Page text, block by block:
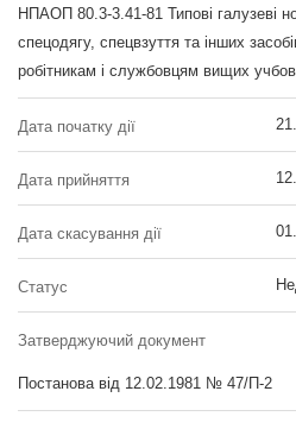
НПАОП 80.3-3.41-81 Типові галузеві
спецодягу, спецвзуття та інших
робітникам і службовцям вищих
Дата початку дії
Дата прийняття
Дата скасування дії
Статус
Затверджуючий документ
Постанова від 12.02.1981 № 47/П-2